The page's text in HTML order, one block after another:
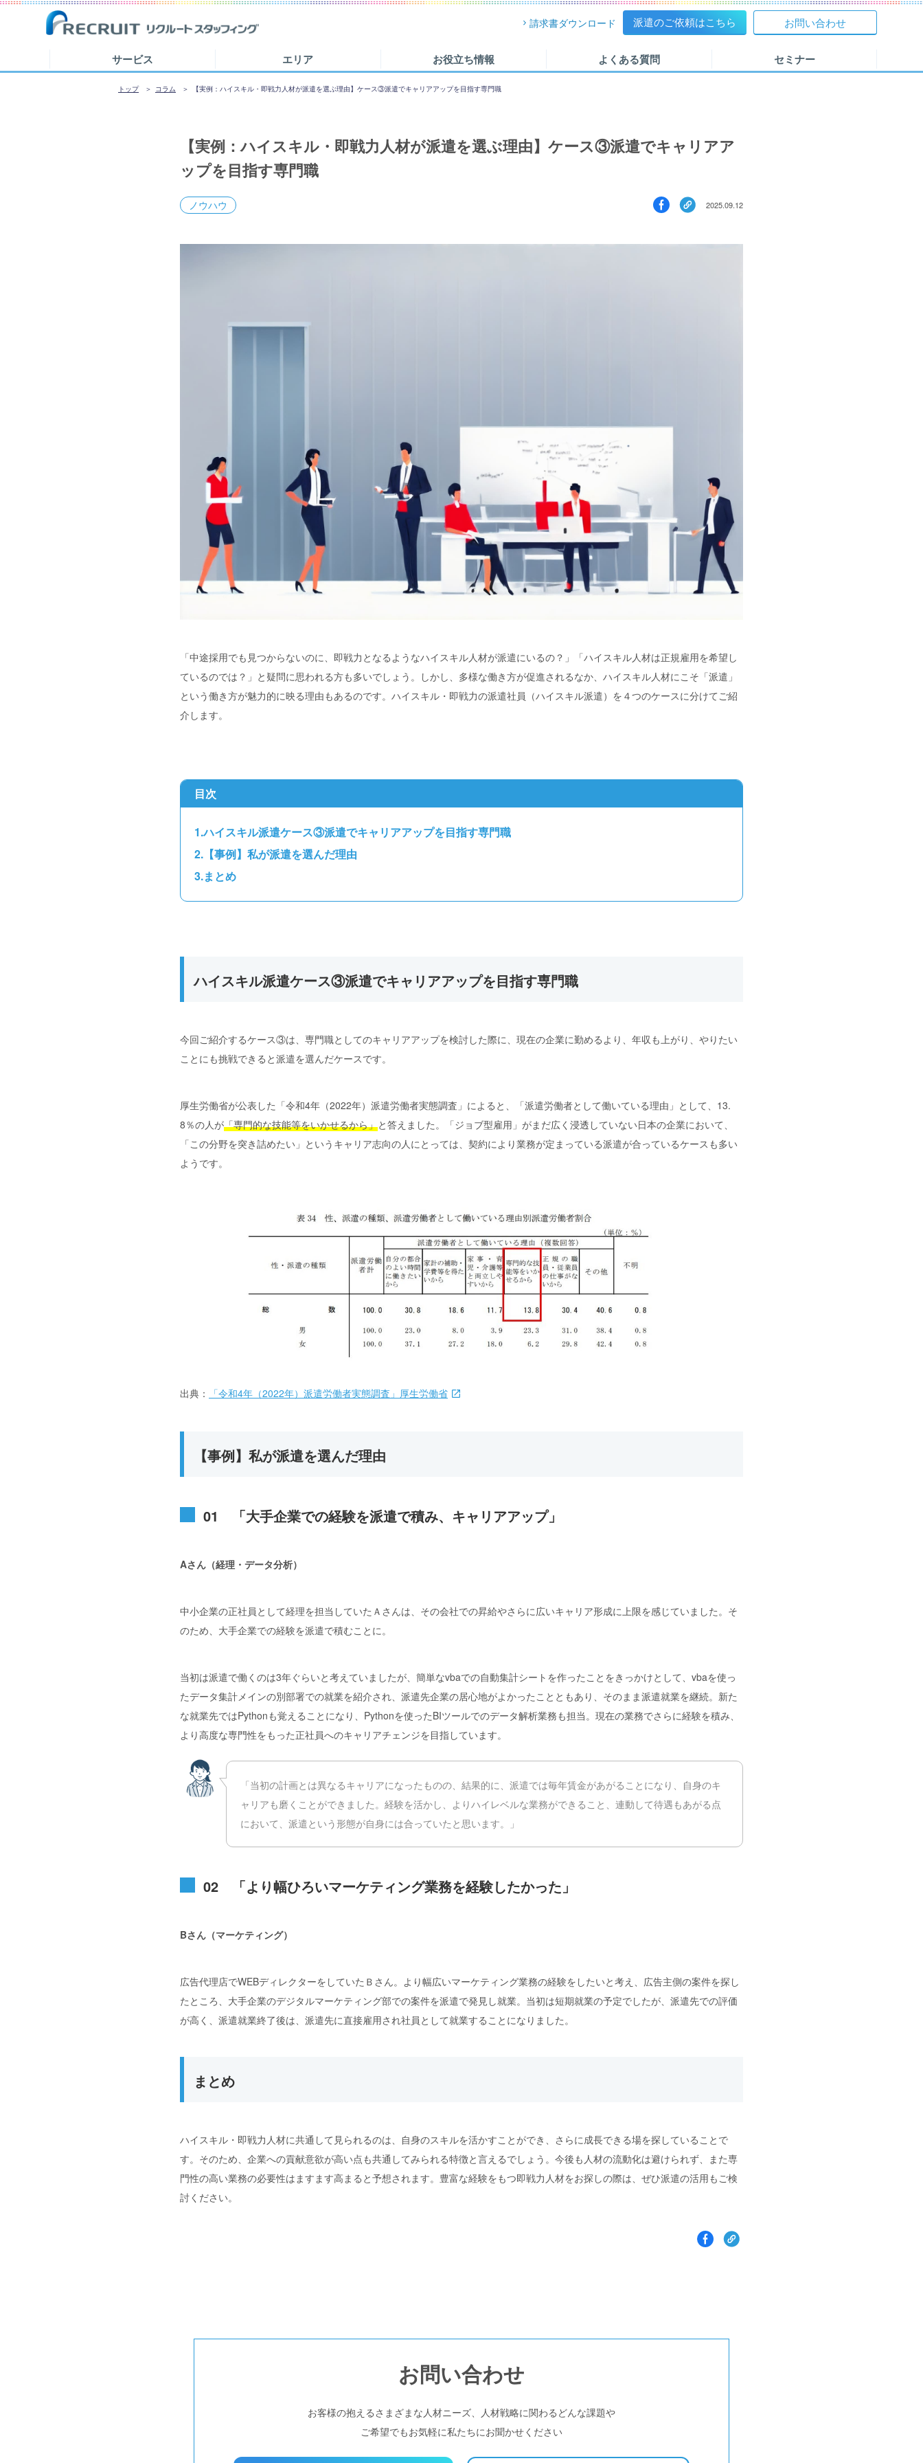
請求書ダウンロード 派遣のご依頼はこちら お問い合わせ
サービス エリア お役立ち情報 よくある質問 セミナー
トップ コラム 【実例：ハイスキル・即戦力人材が派遣を選ぶ理由】ケース③派遣でキャリアアップを目指す専門職
【実例：ハイスキル・即戦力人材が派遣を選ぶ理由】ケース③派遣でキャリアア
ップを目指す専門職
ノウハウ 2025.09.12
「中途採用でも見つからないのに、即戦力となるようなハイスキル人材が派遣にいるの？」「ハイスキル人材は正規雇用を希望し
ているのでは？」と疑問に思われる方も多いでしょう。しかし、多様な働き方が促進されるなか、ハイスキル人材にこそ「派遣」
という働き方が魅力的に映る理由もあるのです。ハイスキル・即戦力の派遣社員（ハイスキル派遣）を４つのケースに分けてご紹
介します。
目次
ハイスキル派遣ケース③派遣でキャリアアップを目指す専門職
【事例】私が派遣を選んだ理由
まとめ
ハイスキル派遣ケース③派遣でキャリアアップを目指す専門職
今回ご紹介するケース③は、専門職としてのキャリアアップを検討した際に、現在の企業に勤めるより、年収も上がり、やりたい
ことにも挑戦できると派遣を選んだケースです。
厚生労働省が公表した「令和4年（2022年）派遣労働者実態調査」によると、「派遣労働者として働いている理由」として、13.
8％の人が「専門的な技能等をいかせるから」と答えました。「ジョブ型雇用」がまだ広く浸透していない日本の企業において、
「この分野を突き詰めたい」というキャリア志向の人にとっては、契約により業務が定まっている派遣が合っているケースも多い
ようです。
出典： 「令和4年（2022年）派遣労働者実態調査」厚生労働省
【事例】私が派遣を選んだ理由
01 「大手企業での経験を派遣で積み、キャリアアップ」
Aさん（経理・データ分析）
中小企業の正社員として経理を担当していたＡさんは、その会社での昇給やさらに広いキャリア形成に上限を感じていました。そ
のため、大手企業での経験を派遣で積むことに。
当初は派遣で働くのは3年ぐらいと考えていましたが、簡単なvbaでの自動集計シートを作ったことをきっかけとして、vbaを使っ
たデータ集計メインの別部署での就業を紹介され、派遣先企業の居心地がよかったことともあり、そのまま派遣就業を継続。新た
な就業先ではPythonも覚えることになり、Pythonを使ったBIツールでのデータ解析業務も担当。現在の業務でさらに経験を積み、
より高度な専門性をもった正社員へのキャリアチェンジを目指しています。
「当初の計画とは異なるキャリアになったものの、結果的に、派遣では毎年賃金があがることになり、自身のキ
ャリアも磨くことができました。経験を活かし、よりハイレベルな業務ができること、連動して待遇もあがる点
において、派遣という形態が自身には合っていたと思います。」
02 「より幅ひろいマーケティング業務を経験したかった」
Bさん（マーケティング）
広告代理店でWEBディレクターをしていたＢさん。より幅広いマーケティング業務の経験をしたいと考え、広告主側の案件を探し
たところ、大手企業のデジタルマーケティング部での案件を派遣で発見し就業。当初は短期就業の予定でしたが、派遣先での評価
が高く、派遣就業終了後は、派遣先に直接雇用され社員として就業することになりました。
まとめ
ハイスキル・即戦力人材に共通して見られるのは、自身のスキルを活かすことができ、さらに成長できる場を探していることで
す。そのため、企業への貢献意欲が高い点も共通してみられる特徴と言えるでしょう。今後も人材の流動化は避けられず、また専
門性の高い業務の必要性はますます高まると予想されます。豊富な経験をもつ即戦力人材をお探しの際は、ぜひ派遣の活用もご検
討ください。
お問い合わせ
お客様の抱えるさまざまな人材ニーズ、人材戦略に関わるどんな課題や
ご希望でもお気軽に私たちにお聞かせください